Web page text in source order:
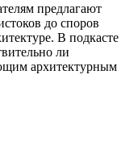
предлагают
до споров
В подкасте
ли
архитектурным